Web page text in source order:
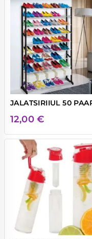
JALATSIRIIUL 50
12,00€